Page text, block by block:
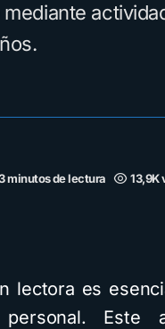
minutos de lectura
13,9K
lectora es
Este